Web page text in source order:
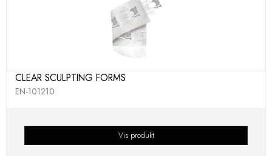
CLEAR SCULPTING FORMS
EN-101210
Vis produkt